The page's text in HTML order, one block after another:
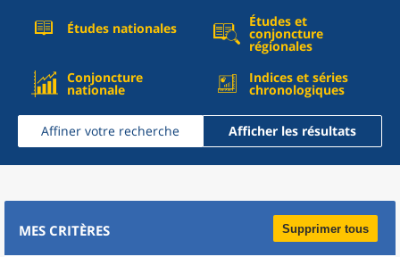
Études nationales Études et
conjoncture
régionales
Conjoncture
nationale
Indices et séries
chronologiques
Affiner votre recherche Afficher les résultats
MES CRITÈRES Supprimer tous